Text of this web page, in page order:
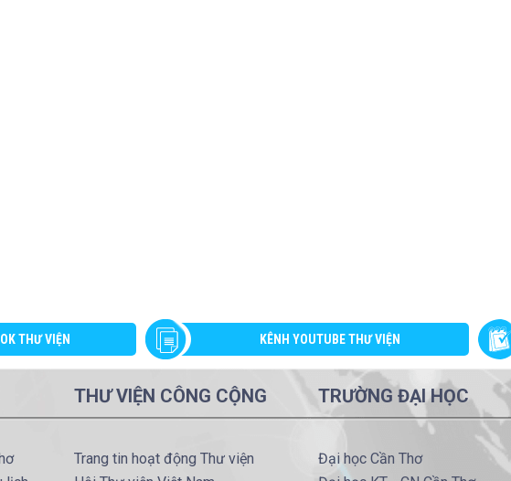
THƯ VIỆN KÊNH YOUTUBE THƯ VIỆN
THƯ VIỆN CÔNG CỘNG
Trang tin hoạt động Thư viện
TRƯỜNG ĐẠI HỌC
Đại học Cần Thơ